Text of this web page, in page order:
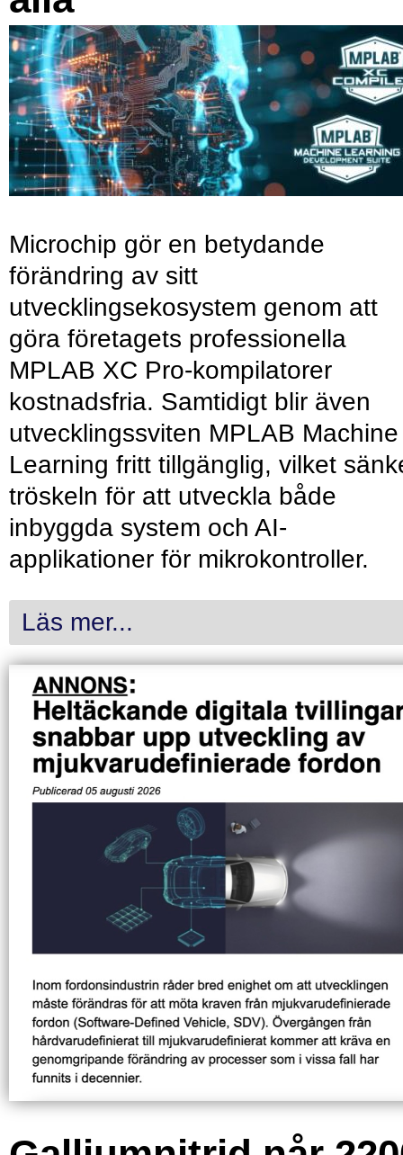
Microchip gör en betydande
förändring av sitt
utvecklingsekosystem genom att
göra företagets professionella
MPLAB XC Pro-kompilatorer
kostnadsfria. Samtidigt blir även
utvecklingssviten MPLAB Machine
Learning fritt tillgänglig, vilket
tröskeln för att utveckla både
inbyggda system och AI-
applikationer för mikrokontroller.
Läs mer...